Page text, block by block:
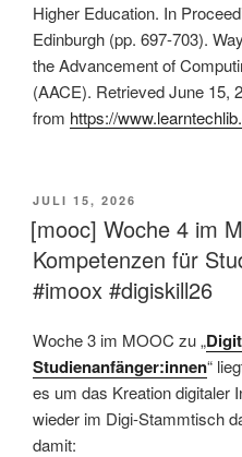
Higher Education. In
Edinburgh (pp. 697-703).
the Advancement of
(AACE). Retrieved June 15,
from https://
VERÖFFENTLICHT
AM
JULI 15, 2026
[mooc] Woche 4 im
Kompetenzen für
#imoox #digiskill26
Woche 3 im MOOC zu „
Studienanfänger:innen“
es um das Kreation digitaler
wieder im Digi-Stammtisch
damit: